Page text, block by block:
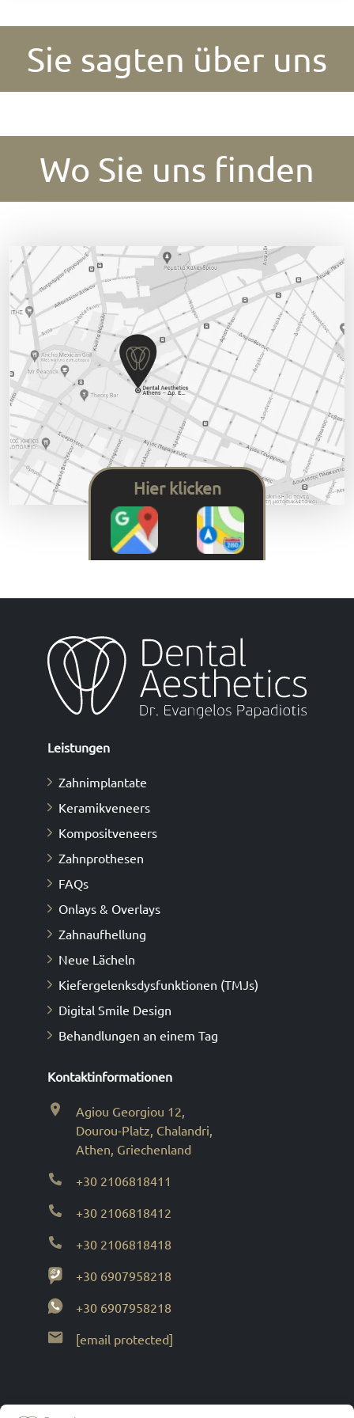
Sie sagten über uns
Wo Sie uns finden
Hier klicken
Leistungen
Zahnimplantate
Keramikveneers
Κompositveneers
Zahnprothesen
FAQs
Onlays & Overlays
Zahnaufhellung
Neue Lächeln
Kiefergelenksdysfunktionen (TMJs)
Digital Smile Design
Behandlungen an einem Tag
Kontaktinformationen
Agiou Georgiou 12,
Dourou-Platz, Chalandri,
Athen, Griechenland
+30 2106818411
+30 2106818412
+30 2106818418
+30 6907958218
+30 6907958218
[email protected]